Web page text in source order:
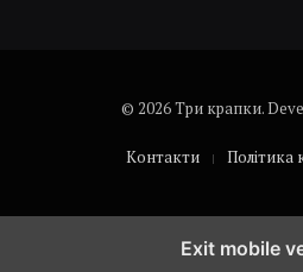
© 2026 Три крапки.
Контакти Політика
Exit mobile